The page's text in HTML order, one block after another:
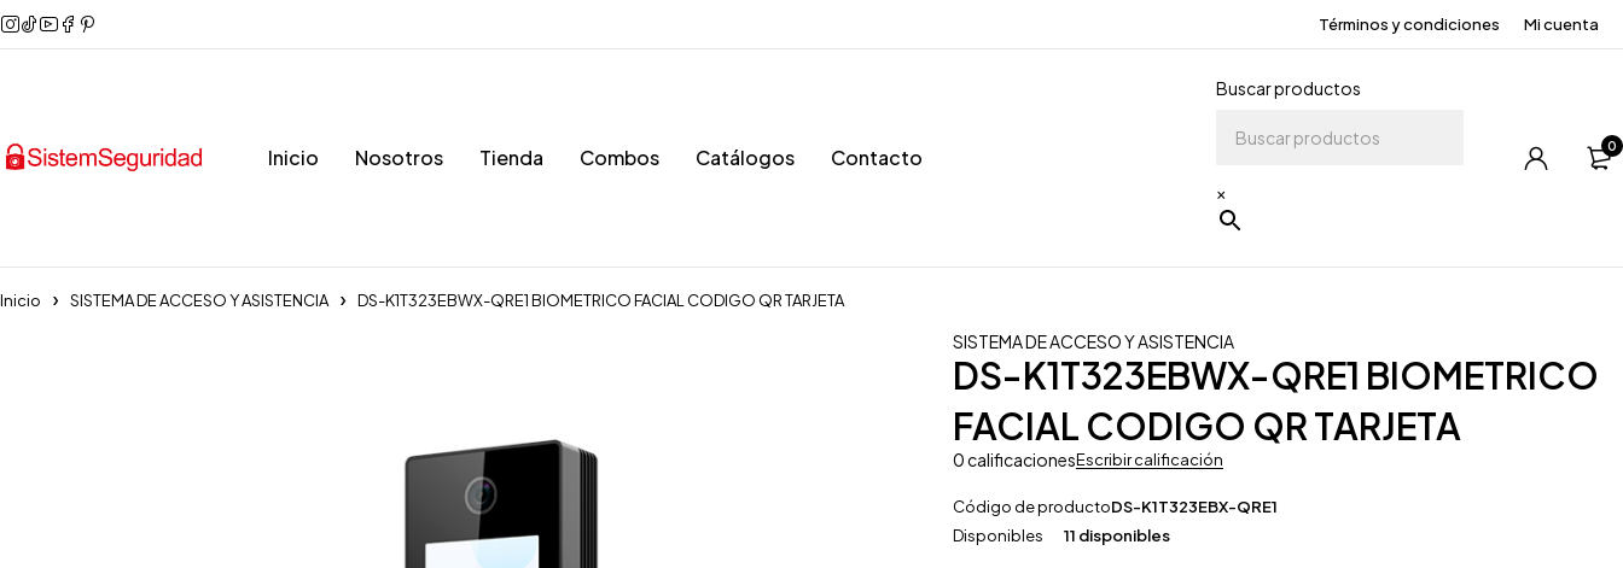
Términos y condiciones Mi cuenta
Inicio Nosotros Tienda Combos Catálogos Contacto
Buscar productos
×
0
Inicio SISTEMA DE ACCESO Y ASISTENCIA DS-K1T323EBWX-QRE1 BIOMETRICO FACIAL CODIGO QR TARJETA
SISTEMA DE ACCESO Y ASISTENCIA
DS-K1T323EBWX-QRE1 BIOMETRICO
FACIAL CODIGO QR TARJETA
0 calificacionesEscribir calificación
Código de productoDS-K1T323EBX-QRE1
Disponibles
11 disponibles